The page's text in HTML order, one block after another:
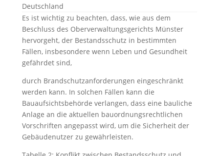
Deutschland
Es ist wichtig zu beachten, dass, wie aus dem
Beschluss des Oberverwaltungsgerichts Münster
hervorgeht, der Bestandsschutz in bestimmten
Fällen, insbesondere wenn Leben und Gesundheit
gefährdet sind,
durch Brandschutzanforderungen eingeschränkt
werden kann. In solchen Fällen kann die
Bauaufsichtsbehörde verlangen, dass eine bauliche
Anlage an die aktuellen bauordnungsrechtlichen
Vorschriften angepasst wird, um die Sicherheit der
Gebäudenutzer zu gewährleisten.